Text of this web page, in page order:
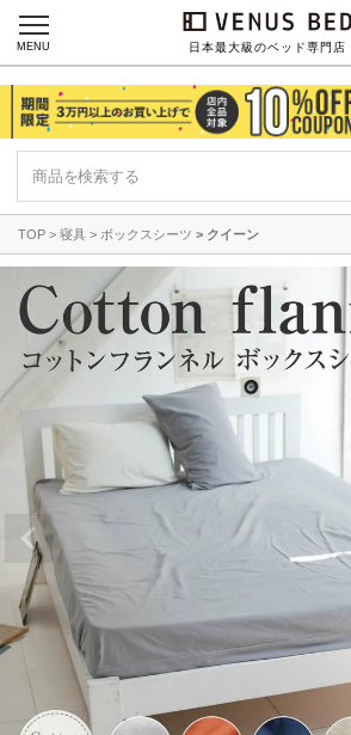
日本最大級のベッド専門店
MENU
TOP 寝具 ボックスシーツ クイーン